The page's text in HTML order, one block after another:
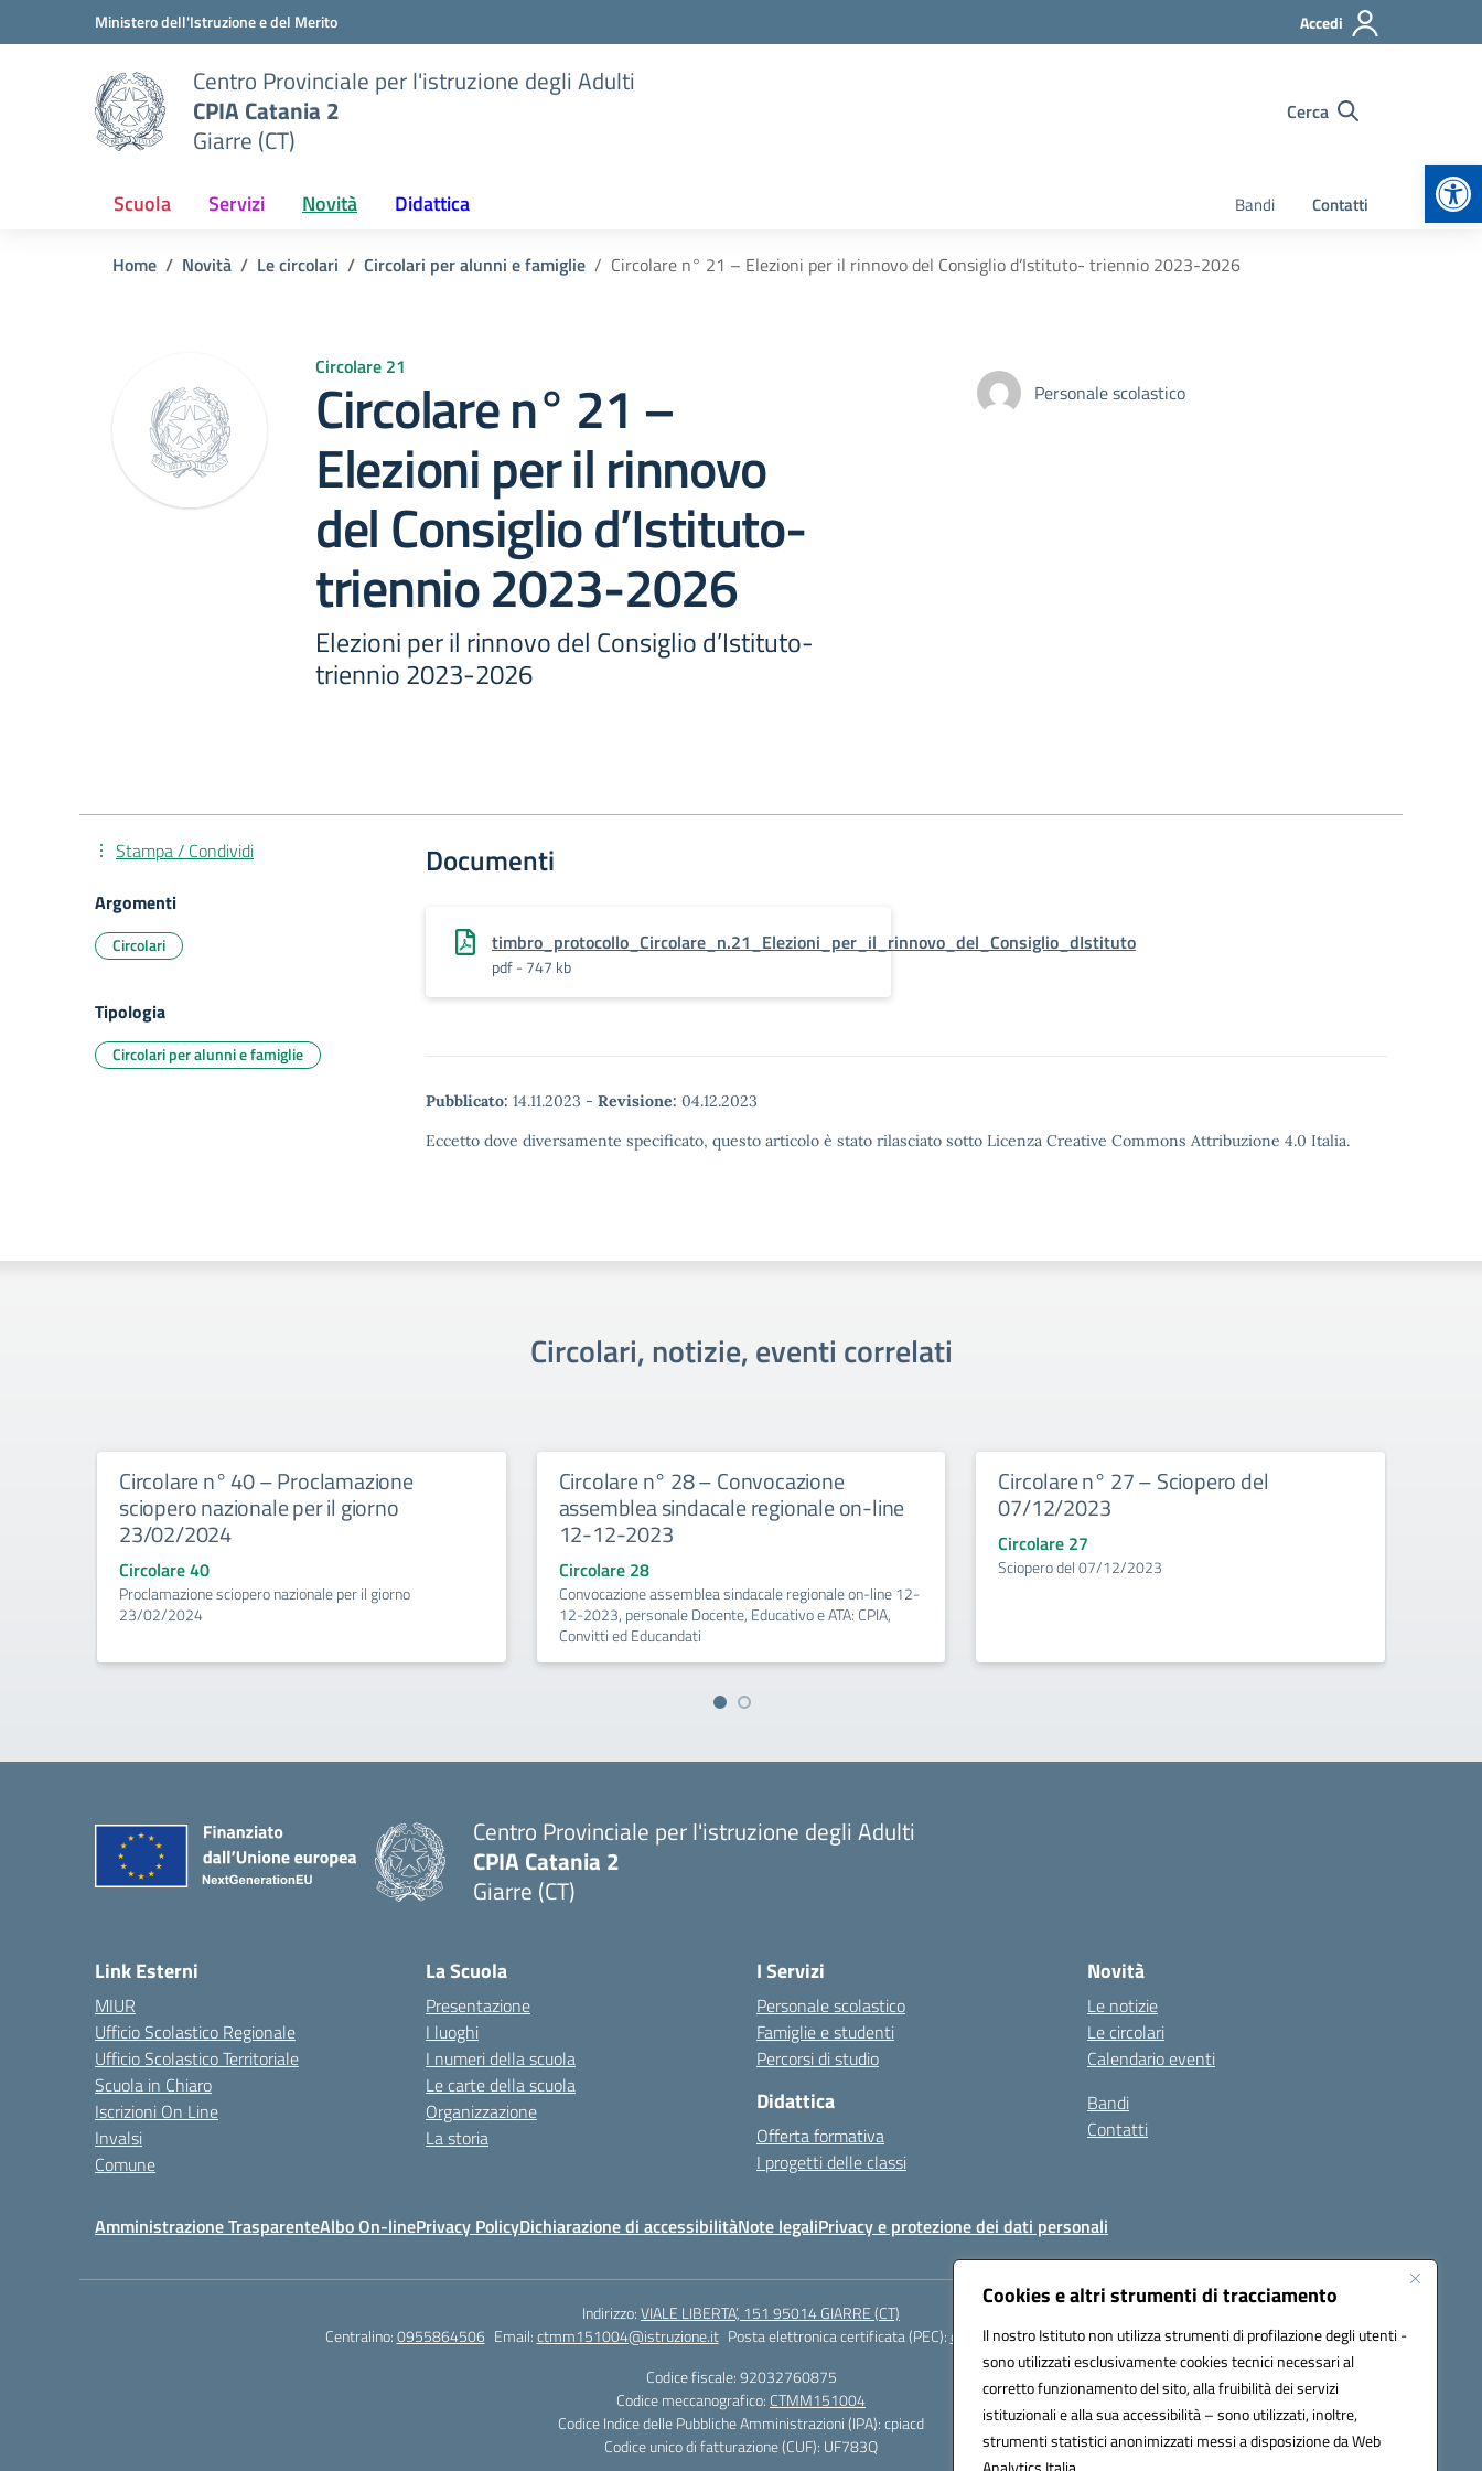
Cookies e altri strumenti di tracciamento
Il nostro Istituto non utilizza strumenti di profilazione degli utenti -
sono utilizzati esclusivamente cookies tecnici necessari al
corretto funzionamento del sito, alla fruibilità dei servizi
istituzionali e alla sua accessibilità – sono utilizzati, inoltre,
strumenti statistici anonimizzati messi a disposizione da Web
Vai ai contenuti
Vai al menu di navigazioneMinistero dell'Istruzione e del Merito Accedi
Centro Provinciale per l'istruzione degli Adulti
CPIA Catania 2
Giarre (CT)
Cerca
Scuola Servizi Novità Didattica Bandi Contatti
Home Novità Le circolari Circolari per alunni e famiglie Circolare n° 21 – Elezioni per il rinnovo del Consiglio d’Istituto- triennio 2023-2026
Circolare 21
Circolare n° 21 –
Elezioni per il rinnovo
del Consiglio d’Istituto-
triennio 2023-2026
Elezioni per il rinnovo del Consiglio d’Istituto-
triennio 2023-2026
Personale scolastico
Documenti
timbro_protocollo_Circolare_n.21_Elezioni_per_il_rinnovo_del_Consiglio_dIstituto
pdf - 747 kb
Pubblicato: 14.11.2023 - Revisione: 04.12.2023
Eccetto dove diversamente specificato, questo articolo è stato rilasciato sotto Licenza Creative Commons Attribuzione 4.0 Italia.
Stampa / Condividi
Argomenti
Circolari
Tipologia
Circolari per alunni e famiglie
Circolari, notizie, eventi correlati
Circolare n° 40 – Proclamazione
sciopero nazionale per il giorno
23/02/2024
Circolare 40
Proclamazione sciopero nazionale per il giorno
23/02/2024
Circolare n° 28 – Convocazione
assemblea sindacale regionale on-line
12-12-2023
Circolare 28
Convocazione assemblea sindacale regionale on-line 12-
12-2023, personale Docente, Educativo e ATA: CPIA,
Convitti ed Educandati
Circolare n° 27 – Sciopero del
07/12/2023
Circolare 27
Sciopero del 07/12/2023
Centro Provinciale per l'istruzione degli Adulti
CPIA Catania 2
Giarre (CT)
Link Esterni
MIUR
Ufficio Scolastico Regionale
Ufficio Scolastico Territoriale
Scuola in Chiaro
Iscrizioni On Line
Invalsi
Comune
La Scuola
Presentazione
I luoghi
I numeri della scuola
Le carte della scuola
Organizzazione
La storia
I Servizi
Personale scolastico
Famiglie e studenti
Percorsi di studio
Didattica
Offerta formativa
I progetti delle classi
Novità
Le notizie
Le circolari
Calendario eventi
Bandi
Contatti
Amministrazione TrasparenteAlbo On-linePrivacy PolicyDichiarazione di accessibilitàNote legaliPrivacy e protezione dei dati personali
Indirizzo:VIALE LIBERTA’, 151 95014 GIARRE (CT)
Centralino:0955864506 Email:ctmm151004@istruzione.it Posta elettronica certificata (PEC):ctmm151004@pec.istruzione.it
Codice fiscale: 92032760875
Codice meccanografico: CTMM151004
Codice Indice delle Pubbliche Amministrazioni (IPA): cpiacd
Codice unico di fatturazione (CUF): UF783Q